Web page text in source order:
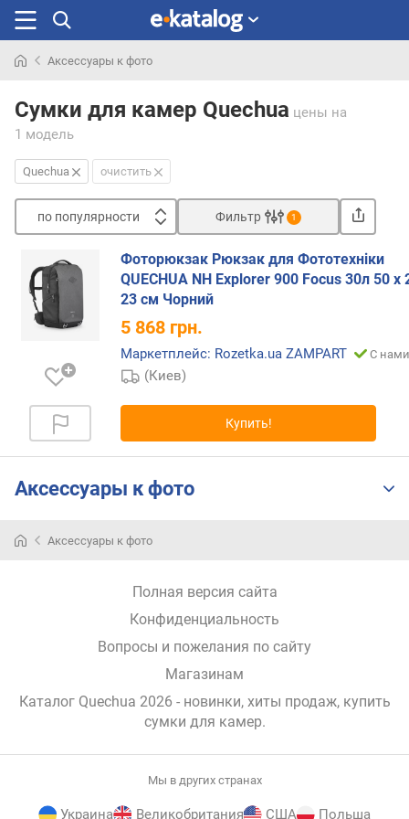
раньше
Аксессуары к фото
Сумки для камер Quechua цены на
1 модель
Quechua очистить
по популярности
п
о
п
о
у
л
я
н
с
х
д
о
Фильтр 1
Фоторюкзак Рюкзак для Фототехніки
QUECHUA NH Explorer 900 Focus 30л 50 х
23 см Чорний
5 868 грн.
Маркетплейс: Rozetka.ua ZAMPART С
(Киев)
Купить!
Аксессуары к фото
Аксессуары к фото
Полная версия сайта
Конфиденциальность
Вопросы и пожелания по сайту
Магазинам
Каталог Quechua 2026 - новинки, хиты продаж, купить
сумки для камер.
Мы в других странах
Украина Великобритания США Польша